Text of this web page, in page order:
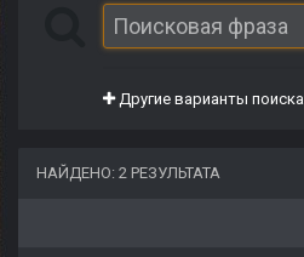
Другие варианты поиска
НАЙДЕНО: 2 РЕЗУЛЬТАТА